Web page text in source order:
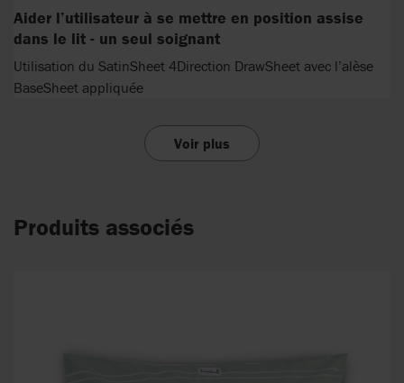
Aider l’utilisateur à se mettre en position assise
dans le lit - un seul soignant
Utilisation du SatinSheet 4Direction DrawSheet avec l’alèse
BaseSheet appliquée
Voir plus
Produits associés